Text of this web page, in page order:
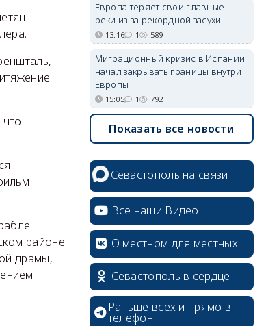
районе
драмы,
Европа теряет свои главные
реки из-за рекордной засухи
13:16 1 589
Миграционный кризис в Испании
начал закрывать границы внутри
Европы
15:05 1 792
Показать все новости
Севастополь на связи
Все наши Видео
О местном для местных
Севастополь в сердце
Раньше всех и прямо в
телефон